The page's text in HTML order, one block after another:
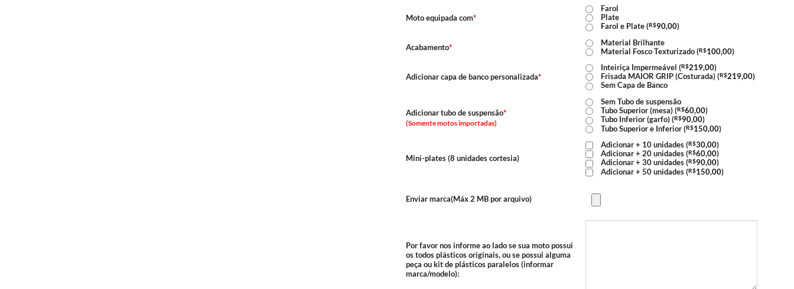
Moto equipada com*
Farol
Plate
Farol e Plate (R$90,00)
Acabamento*
Material Brilhante
Material Fosco Texturizado (R$100,00)
Adicionar capa de banco personalizada*
Inteiriça Impermeável (R$219,00)
Frisada MAIOR GRIP (Costurada) (R$219,00)
Sem Capa de Banco
Adicionar tubo de suspensão*
(Somente motos importadas)
Sem Tubo de suspensão
Tubo Superior (mesa) (R$60,00)
Tubo Inferior (garfo) (R$90,00)
Tubo Superior e Inferior (R$150,00)
Mini-plates (8 unidades cortesia)
Adicionar + 10 unidades (R$30,00)
Adicionar + 20 unidades (R$60,00)
Adicionar + 30 unidades (R$90,00)
Adicionar + 50 unidades (R$150,00)
Enviar marca(Máx 2 MB por arquivo)
Por favor nos informe ao lado se sua moto possui
os todos plásticos originais, ou se possui alguma
peça ou kit de plásticos paralelos (informar
marca/modelo):